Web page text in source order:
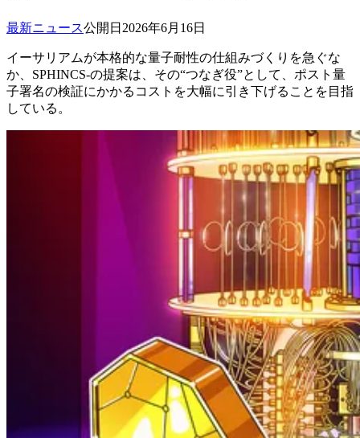
最新ニュース公開日 2026年6月16日
イーサリアムが本格的な量子耐性の仕組みづくりを急ぐな
か、SPHINCS-の提案は、その“つなぎ役”として、ポスト量
子署名の検証にかかるコストを大幅に引き下げることを目指
している。